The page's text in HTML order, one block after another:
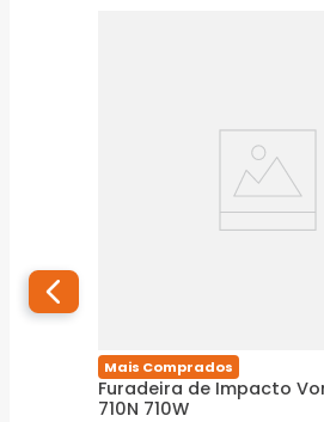
Mais Comprados
Furadeira de Impacto
710N 710W